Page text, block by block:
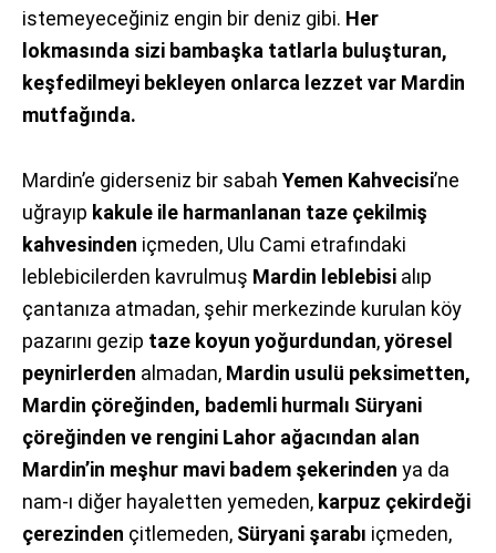
istemeyeceğiniz engin bir deniz gibi. Her
lokmasında sizi bambaşka tatlarla buluşturan,
keşfedilmeyi bekleyen onlarca lezzet var Mardin
mutfağında.
Mardin’e giderseniz bir sabah Yemen Kahvecisi’ne
uğrayıp kakule ile harmanlanan taze çekilmiş
kahvesinden içmeden, Ulu Cami etrafındaki
leblebicilerden kavrulmuş Mardin leblebisi alıp
çantanıza atmadan, şehir merkezinde kurulan köy
pazarını gezip taze koyun yoğurdundan,yöresel
peynirlerden almadan, Mardin usulü peksimetten,
Mardin çöreğinden, bademli hurmalı Süryani
çöreğinden ve rengini Lahor ağacından alan
Mardin’in meşhur mavi badem şekerinden ya da
nam-ı diğer hayaletten yemeden, karpuz çekirdeği
çerezinden çitlemeden, Süryani şarabı içmeden,